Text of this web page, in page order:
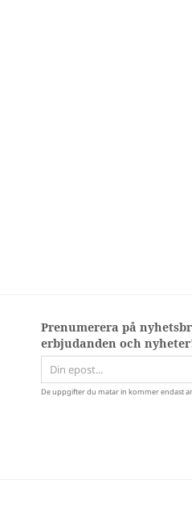
Prenumerera på
erbjudanden och
De uppgifter du matar in kommer endast